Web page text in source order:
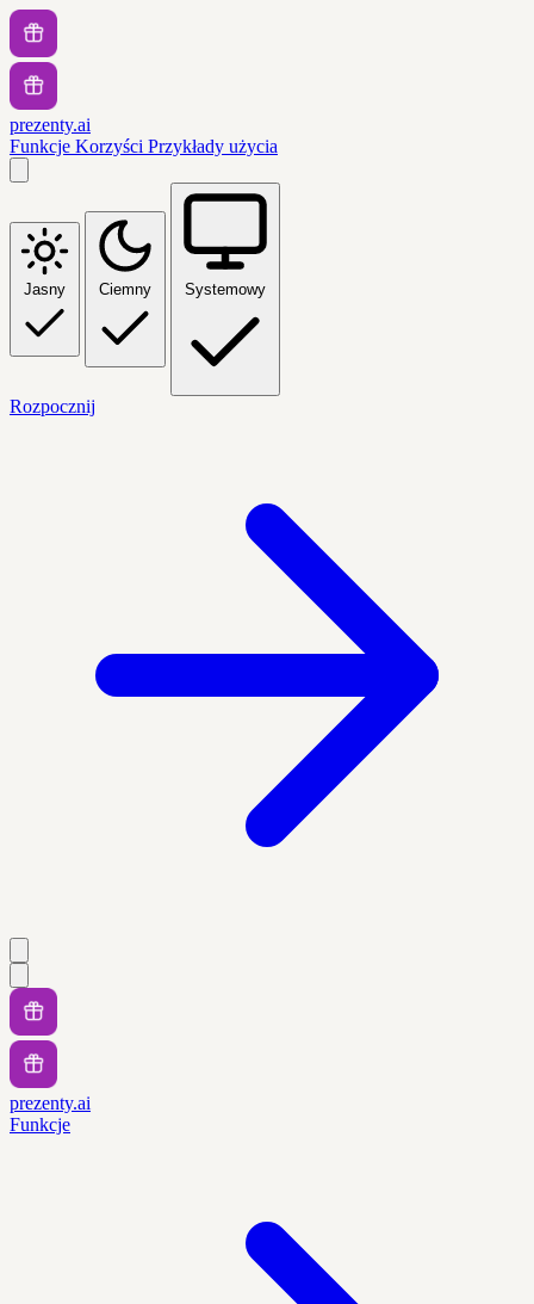
prezenty.ai
Funkcje Korzyści Przykłady użycia
Jasny Ciemny Systemowy
Rozpocznij
prezenty.ai
Funkcje